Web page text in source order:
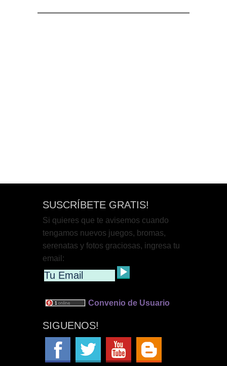
SUSCRÍBETE GRATIS!
Si quieres que te avisemos cuando
tengamos nuevos juegos, bromas,
serenatas y fotos graciosas, ingresa tu
email:
Convenio de Usuario
SIGUENOS!